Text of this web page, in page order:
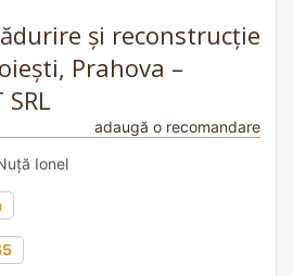
și reconstrucție
Prahova –
SRL
adaugă o recomandare
Ionel